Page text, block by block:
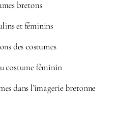
bretons
et féminins
des costumes
costume féminin
dans l’imagerie bretonne